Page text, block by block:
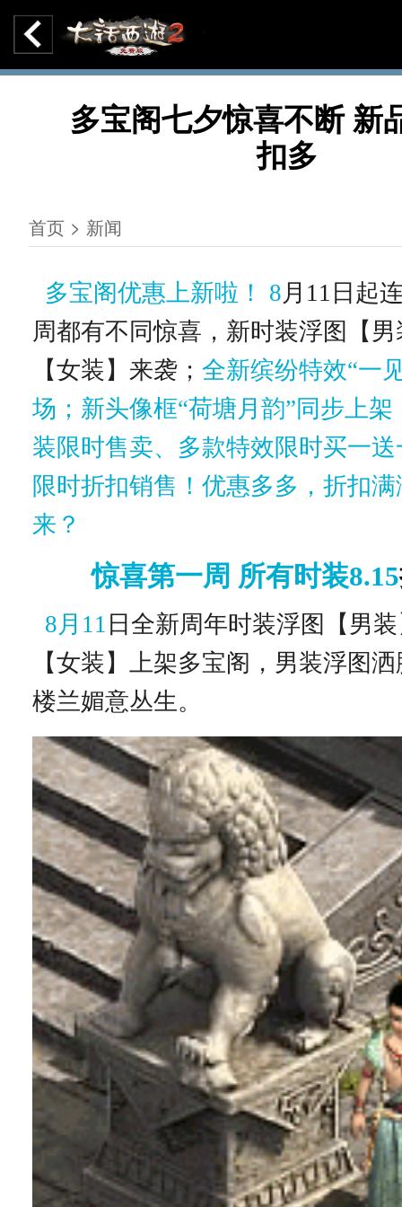
多宝阁七夕惊喜不断 新
扣多
首页 > 新闻
多宝阁优惠上新啦！ 8 月11日起
周都有不同惊喜，新时装浮图【
【女装】来袭；全新缤纷特效“一
场； 新头像框“荷塘月韵”同步上
装限时售卖、多款特效限时买一
限时折扣销售！优惠多多，折扣
来？
惊喜第一周 所有时装8.15
8 月11 日全新周年时装浮图【男
【女装】上架多宝阁，男装浮图
楼兰媚意丛生。